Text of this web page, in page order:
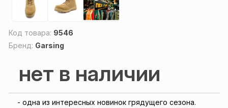
Код товара: 9546
Бренд: Garsing
нет в наличии
- одна из интересных новинок грядущего сезона.